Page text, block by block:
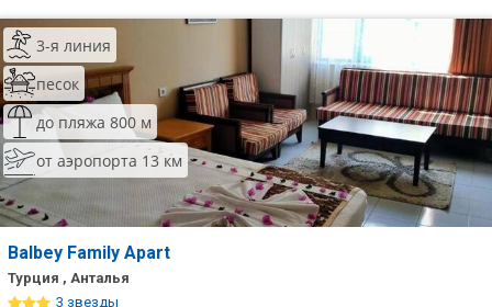
3-я линия
песок
до пляжа 800 м
от аэропорта 13 км
Balbey Family Apart
Турция , Анталья
3 звезды